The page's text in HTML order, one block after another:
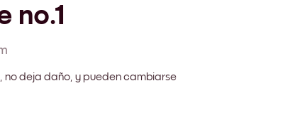
no.1
deja daño, y pueden cambiarse